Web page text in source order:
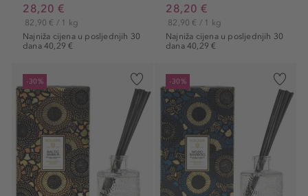
28,20 €
Najniža cijena u posljednjih 30
dana 40,29 €
82,90 € / 1 kg
28,20 €
Najniža cijena u posljednjih 30
dana 40,29 €
82,90 € / 1 kg
-30% -30%